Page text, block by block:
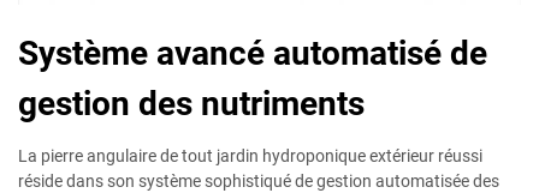
Système avancé automatisé de
gestion des nutriments
La pierre angulaire de tout jardin hydroponique extérieur réussi
réside dans son système sophistiqué de gestion automatisée des